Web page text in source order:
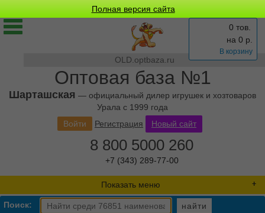
Полная версия сайта
OLD.optbaza.ru
Оптовая база №1
Шарташская — официальный дилер игрушек и хозтоваров
Урала с 1999 года
0 тов.
на 0 р.
В корзину
Войти Регистрация Новый сайт
8 800 5000 260
+7 (343) 289-77-00
Показать меню
Поиск: найти